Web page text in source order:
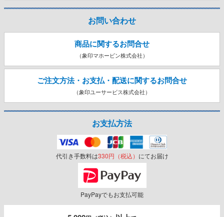
お問い合わせ
商品に関するお問合せ
（象印マホービン株式会社）
ご注文方法・お支払・配送に関するお問合せ
（象印ユーサービス株式会社）
お支払方法
代引き手数料は330円（税込） にてお届け
PayPayでもお支払可能